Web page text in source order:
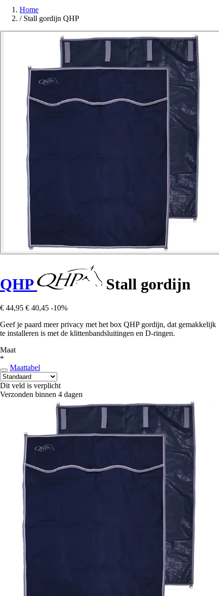
Home
/ Stall gordijn QHP
QHP Stall gordijn
€ 44,95 € 40,45 -10%
Geef je paard meer privacy met het box QHP gordijn, dat gemakkelijk
te installeren is met de klittenbandsluitingen en D-ringen.
Maat
*
Maattabel
Dit veld is verplicht
Verzonden binnen 4 dagen